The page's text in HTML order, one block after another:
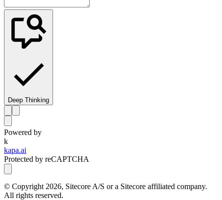
Deep Thinking
Powered by
k
kapa.ai
Protected by reCAPTCHA
© Copyright 2026, Sitecore A/S or a Sitecore affiliated company.
All rights reserved.